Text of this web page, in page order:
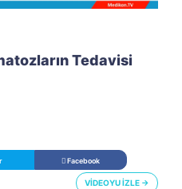
Tedavisi
Facebook
VİDEOYU İZLE →